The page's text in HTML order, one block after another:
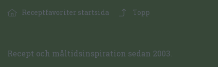
Receptfavoriter startsida Topp
Recept och måltidsinspiration sedan 2003.